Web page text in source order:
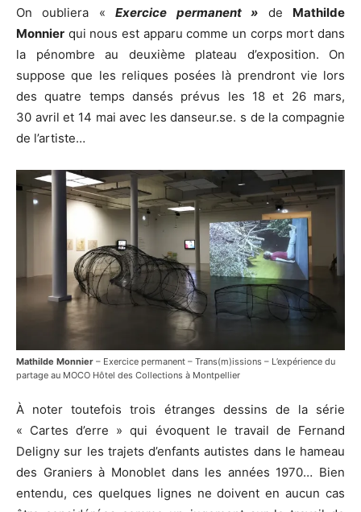
On oubliera «Exercice permanent » de Mathilde
Monnier qui nous est apparu comme un corps mort dans
la pénombre au deuxième plateau d’exposition. On
suppose que les reliques posées là prendront vie lors
des quatre temps dansés prévus les 18 et 26 mars,
30 avril et 14 mai avec les danseur.se. s de la compagnie
de l’artiste…
Mathilde Monnier – Exercice permanent – Trans(m)issions – L’expérience du
partage au MOCO Hôtel des Collections à Montpellier
À noter toutefois trois étranges dessins de la série
« Cartes d’erre » qui évoquent le travail de Fernand
Deligny sur les trajets d’enfants autistes dans le hameau
des Graniers à Monoblet dans les années 1970… Bien
entendu, ces quelques lignes ne doivent en aucun cas